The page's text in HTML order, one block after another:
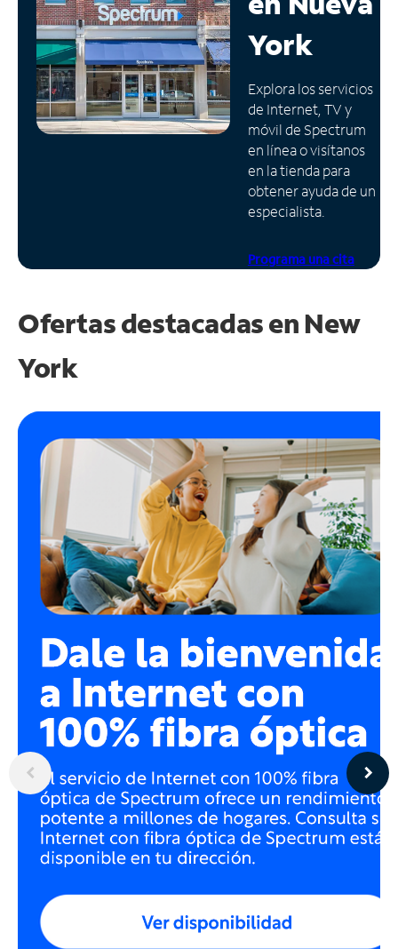
Administrar
cuenta
Encuentra
una
tienda
York
Explora los servicios
de Internet, TV y
móvil de Spectrum
en línea o visítanos
en la tienda para
obtener ayuda de un
especialista.
Programa una cita
Ofertas destacadas en New
York